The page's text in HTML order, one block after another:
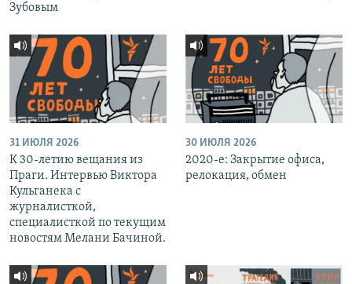
Зубовым
31 ИЮЛЯ 2026
К 30-летию вещания из
Праги. Интервью Виктора
Кульганека с
журналисткой,
специалисткой по текущим
новостям Мелани Бачиной.
30 ИЮЛЯ 2026
2020-е: Закрытие офиса,
релокация, обмен